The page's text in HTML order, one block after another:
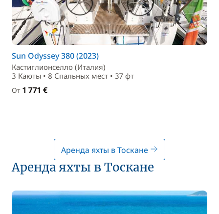
Sun Odyssey 380 (2023)
Кастиглионселло (Италия)
3 Каюты • 8 Спальныx мест • 37 фт
От 1 771 €
Аренда яхты в Тоскане
Аренда яхты в Тоскане